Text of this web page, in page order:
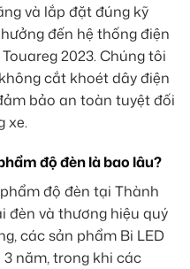
và lắp đặt đúng kỹ
đến hệ thống điện
2023. Chúng tôi
cắt khoét dây điện
bảo an toàn tuyệt đối
xe.
độ đèn là bao lâu?
độ đèn tại Thành
đèn và thương hiệu quý
các sản phẩm Bi LED
năm, trong khi các